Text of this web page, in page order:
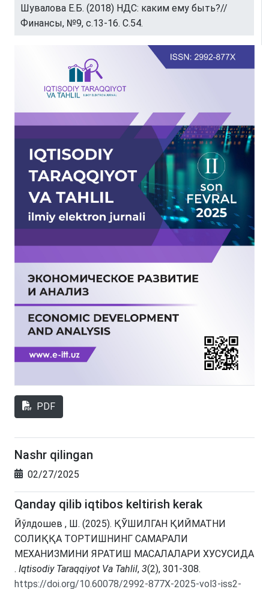
Шувалова Е.Б. (2018) НДС: каким ему быть?//
Финансы, №9, с.13-16. С.54.
PDF
Nashr qilingan
02/27/2025
Qanday qilib iqtibos keltirish kerak
Йўлдошев , Ш. (2025). ҚЎШИЛГАН ҚИЙМАТНИ
СОЛИҚҚА ТОРТИШНИНГ САМАРАЛИ
МЕХАНИЗМИНИ ЯРАТИШ МАСАЛАЛАРИ ХУСУСИДА
. Iqtisodiy Taraqqiyot Va Tahlil, 3(2), 301-308.
https://doi.org/10.60078/2992-877X-2025-vol3-iss2-